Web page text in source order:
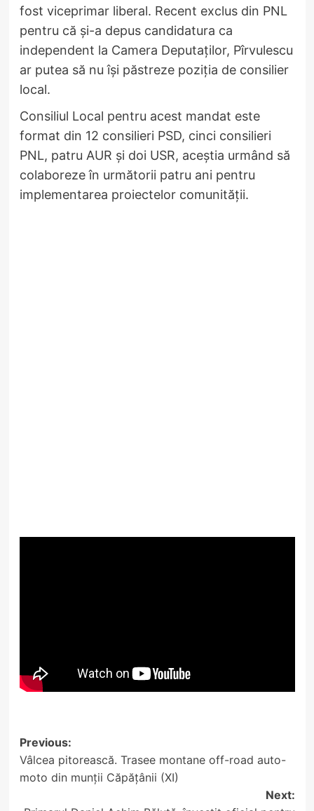
fost viceprimar liberal. Recent exclus din PNL
pentru că și-a depus candidatura ca
independent la Camera Deputaților, Pîrvulescu
ar putea să nu își păstreze poziția de consilier
local.
Consiliul Local pentru acest mandat este
format din 12 consilieri PSD, cinci consilieri
PNL, patru AUR și doi USR, aceștia urmând să
colaboreze în următorii patru ani pentru
implementarea proiectelor comunității.
Post
navigation
Previous:
Vâlcea pitorească. Trasee montane off-road auto-
moto din munții Căpățânii (XI)
Next: